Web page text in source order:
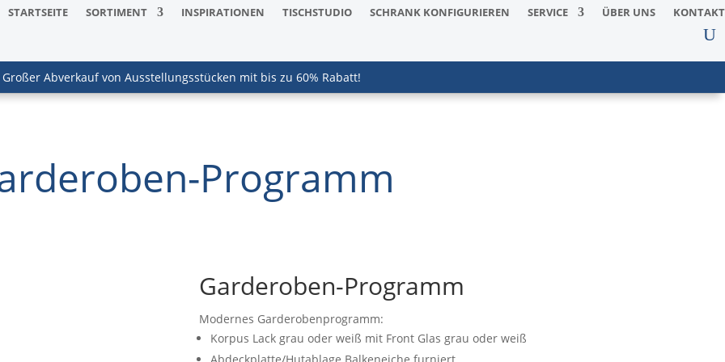
STARTSEITE SORTIMENT INSPIRATIONEN TISCHSTUDIO SCHRANK KONFIGURIEREN SERVICE ÜBER UNS KONTAKT
Großer Abverkauf von Ausstellungsstücken mit bis zu 60% Rabatt!
Programm
Garderoben-Programm
Modernes Garderobenprogramm:
Korpus Lack grau oder weiß mit Front Glas grau oder weiß
Abdeckplatte/Hutablage Balkeneiche furniert